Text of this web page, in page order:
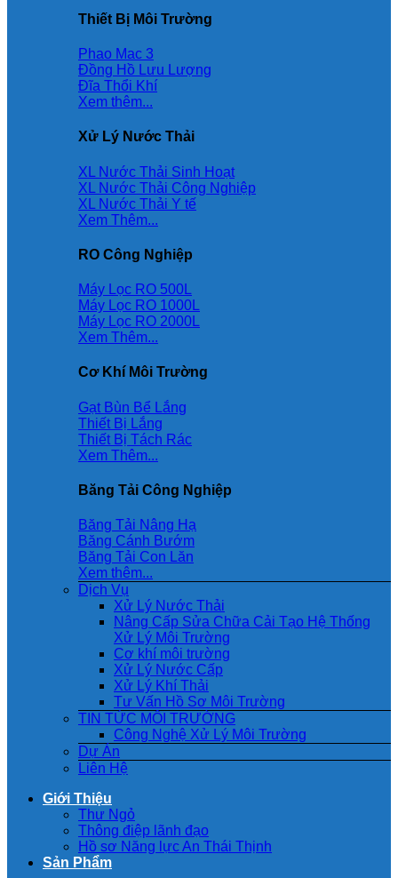
Thiết Bị Môi Trường
Phao Mac 3
Đồng Hồ Lưu Lượng
Đĩa Thổi Khí
Xem thêm...
Xử Lý Nước Thải
XL Nước Thải Sinh Hoạt
XL Nước Thải Công Nghiệp
XL Nước Thải Y tế
Xem Thêm...
RO Công Nghiệp
Máy Lọc RO 500L
Máy Lọc RO 1000L
Máy Lọc RO 2000L
Xem Thêm...
Cơ Khí Môi Trường
Gạt Bùn Bể Lắng
Thiết Bị Lắng
Thiết Bị Tách Rác
Xem Thêm...
Băng Tải Công Nghiệp
Băng Tải Nâng Hạ
Băng Cánh Bướm
Băng Tải Con Lăn
Xem thêm...
Dịch Vụ
Xử Lý Nước Thải
Nâng Cấp Sửa Chữa Cải Tạo Hệ Thống
Xử Lý Môi Trường
Cơ khí môi trường
Xử Lý Nước Cấp
Xử Lý Khí Thải
Tư Vấn Hồ Sơ Môi Trường
TIN TỨC MÔI TRƯỜNG
Công Nghệ Xử Lý Môi Trường
Dự Án
Liên Hệ
Giới Thiệu
Thư Ngỏ
Thông điệp lãnh đạo
Hồ sơ Năng lực An Thái Thịnh
Sản Phẩm